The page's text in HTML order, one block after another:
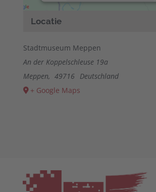
Locatie
Stadtmuseum Meppen
An der Koppelschleuse 19a
Meppen, 49716 Deutschland
+ Google Maps
Management Platform